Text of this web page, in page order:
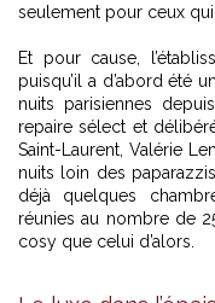
seulement pour ceux
Et pour cause,
puisqu’il a d’abord été
nuits parisiennes
repaire sélect et
Saint-Laurent, Valérie
nuits loin des
déjà quelques
réunies au nombre de
cosy que celui d’alors.